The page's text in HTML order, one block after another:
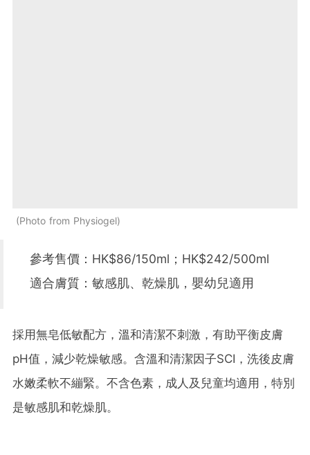
Photo from Physiogel
參考售價：HK$86/150ml；HK$242/500ml
適合膚質：敏感肌、乾燥肌，嬰幼兒適用
採用無皂低敏配方，溫和清潔不刺激，有助平衡皮膚
pH值，減少乾燥敏感。含溫和清潔因子SCI，洗後皮膚
水嫩柔軟不繃緊。不含色素，成人及兒童均適用，特別
是敏感肌和乾燥肌。